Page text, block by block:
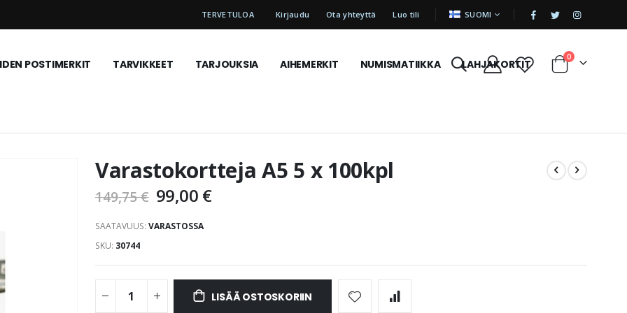
TERVETULOA Kirjaudu Ota yhteyttä Luo tili KIELI SUOMI |
POSTIMERKIT TARVIKKEET TARJOUKSIA AIHEMERKIT NUMISMATIIKKA LAHJAKORTIT Cart
0tuotetta
Varastokortteja A5 5 x 100kpl
149,75 € 99,00 €
SAATAVUUS: VARASTOSSA
SKU 30744
LISÄÄ OSTOSKORIIN